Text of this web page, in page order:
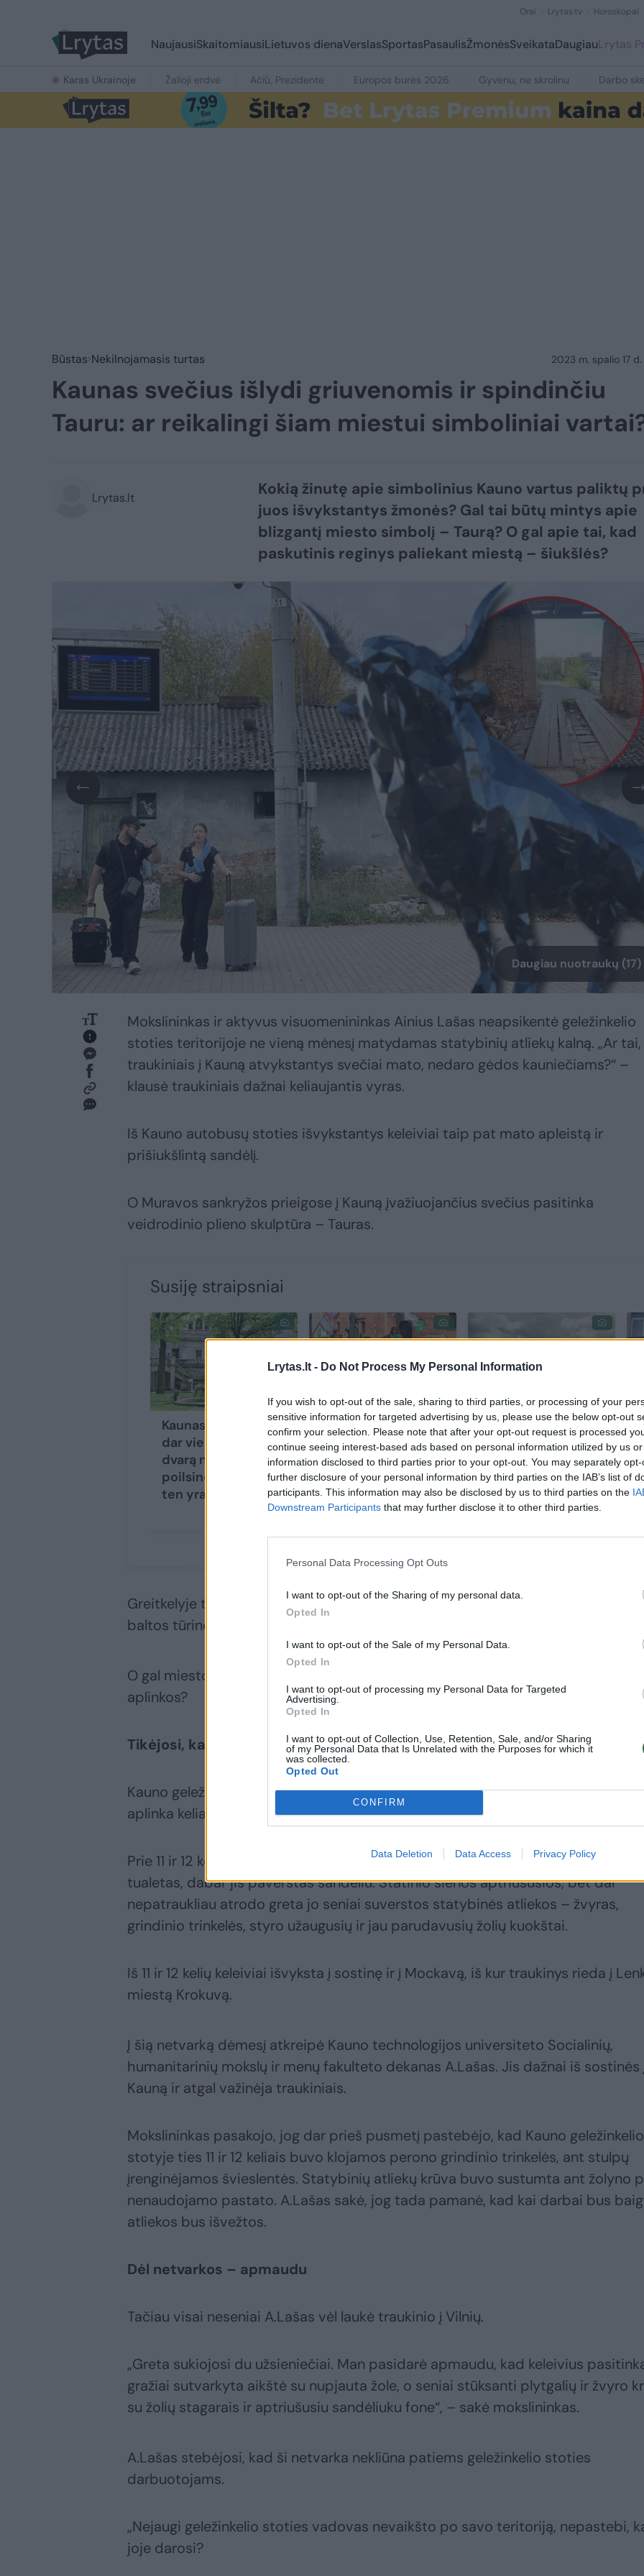
Lrytas.lt - Do Not Process My Personal Information
If you wish to opt-out of the sale, sharing to third parties, or processing of your
sensitive information for targeted advertising by us, please use the below opt-out
confirm your selection. Please note that after your opt-out request is processed
continue seeing interest-based ads based on personal information utilized by us
information disclosed to third parties prior to your opt-out. You may separately
further disclosure of your personal information by third parties on the IAB’s list of
participants. This information may also be disclosed by us to third parties on the
Downstream Participants that may further disclose it to other third parties.
Personal Data Processing Opt Outs
I want to opt-out of the Sharing of my personal data.
Opted In
I want to opt-out of the Sale of my Personal Data.
Opted In
I want to opt-out of processing my Personal Data for Targeted
Advertising.
Opted In
I want to opt-out of Collection, Use, Retention, Sale, and/or Sharing
of my Personal Data that Is Unrelated with the Purposes for which it
was collected.
Opted Out
CONFIRM
Data Deletion Data Access Privacy Policy
Orai Lrytas.tv Horoskopai
NaujausiSkaitomiausiLietuvos dienaVerslasSportasPasaulisŽmonėsSveikataDaugiauLrytas
Karas Ukrainoje Žalioji erdvė Ačiū, Prezidente Europos burės 2026 Gyvenu, ne skrolinu Darbo
Būstas Nekilnojamasis turtas 2023 m. spalio 17
Kaunas svečius išlydi griuvenomis ir spindinčiu
Tauru: ar reikalingi šiam miestui simboliniai
Lrytas.lt
Kokią žinutę apie simbolinius Kauno vartus paliktų
juos išvykstantys žmonės? Gal tai būtų mintys apie
blizgantį miesto simbolį – Taurą? O gal apie tai, kad
paskutinis reginys paliekant miestą – šiukšlės?
Daugiau nuotraukų (17)
Mokslininkas ir aktyvus visuomenininkas Ainius Lašas neapsikentė geležinkelio
stoties teritorijoje ne vieną mėnesį matydamas statybinių atliekų kalną. „Ar tai,
traukiniais į Kauną atvykstantys svečiai mato, nedaro gėdos kauniečiams?“ –
klausė traukiniais dažnai keliaujantis vyras.
Iš Kauno autobusų stoties išvykstantys keleiviai taip pat mato apleistą ir
prišiukšlintą sandėlį.
O Muravos sankryžos prieigose į Kauną įvažiuojančius svečius pasitinka
veidrodinio plieno skulptūra – Tauras.
Susiję straipsniai
Kaunas nusitaikė į
dar vieną pirkinį:
dvarą nori paversti
poilsine, tik bėda –
ten yra gyventojų
Kauniečiai griebėsi
šiaudo:
triukšmingai ėmėsi
ginti savo teisę į
žalias Nemuno
pakrantes
Buvęs Kauno radijo
fabrikas „Banga“
virsta įspūdinga
erdve: vienerios
įkurtuvės jau
atšvęstos
Greitkelyje ties Kauno riba šviečia pernai atnaujintas riboženklis – paprastos
baltos tūrinės raidės, nors kitas toks kelyje link Klaipėdos išmontuotas.
O gal miesto riboženklių visai nereikia, užtektų vien tvarkingos miesto vartų
aplinkos?
Tikėjosi, kad sutvarkys
Kauno geležinkelio stotis ir jos teritorija prižiūrima, tačiau vienas statinys ir jo
aplinka kelia nuostabą.
Prie 11 ir 12 kelių stovi nenaudojamas vieno aukšto pastatas. Sovietmečiu tai
tualetas, dabar jis paverstas sandėliu. Statinio sienos aptriušusios, bet dar
nepatraukliau atrodo greta jo seniai suverstos statybinės atliekos – žvyras,
grindinio trinkelės, styro užaugusių ir jau parudavusių žolių kuokštai.
Iš 11 ir 12 kelių keleiviai išvyksta į sostinę ir į Mockavą, iš kur traukinys rieda į
miestą Krokuvą.
Į šią netvarką dėmesį atkreipė Kauno technologijos universiteto Socialinių,
humanitarinių mokslų ir menų fakulteto dekanas A.Lašas. Jis dažnai iš sostinės
Kauną ir atgal važinėja traukiniais.
Mokslininkas pasakojo, jog dar prieš pusmetį pastebėjo, kad Kauno geležinkelio
stotyje ties 11 ir 12 keliais buvo klojamos perono grindinio trinkelės, ant stulpų
įrenginėjamos švieslentės. Statybinių atliekų krūva buvo sustumta ant žolyno
nenaudojamo pastato. A.Lašas sakė, jog tada pamanė, kad kai darbai bus
atliekos bus išvežtos.
Dėl netvarkos – apmaudu
Tačiau visai neseniai A.Lašas vėl laukė traukinio į Vilnių.
„Greta sukiojosi du užsieniečiai. Man pasidarė apmaudu, kad keleivius
gražiai sutvarkyta aikštė su nupjauta žole, o seniai stūksanti plytgalių ir žvyro
su žolių stagarais ir aptriušusiu sandėliuku fone“, – sakė mokslininkas.
A.Lašas stebėjosi, kad ši netvarka nekliūna patiems geležinkelio stoties
darbuotojams.
„Nejaugi geležinkelio stoties vadovas nevaikšto po savo teritoriją, nepastebi,
joje darosi?